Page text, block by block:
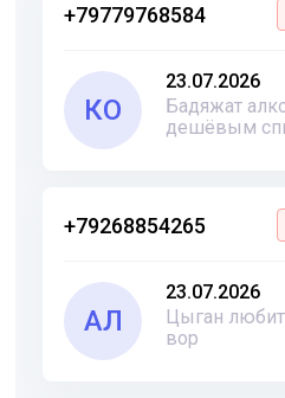
+79779768584
КО
23.07.2026
Бадяжат
дешёвым
+79268854265
АЛ
23.07.2026
Цыган
вор